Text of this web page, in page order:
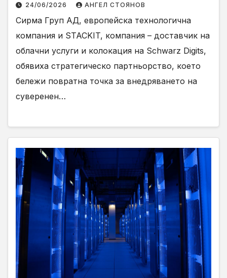
24/06/2026 АНГЕЛ СТОЯНОВ
Сирма Груп АД, европейска технологична
компания и STACKIT, компания – доставчик на
облачни услуги и колокация на Schwarz Digits,
обявиха стратегическо партньорство, което
бележи повратна точка за внедряването на
суверенен…